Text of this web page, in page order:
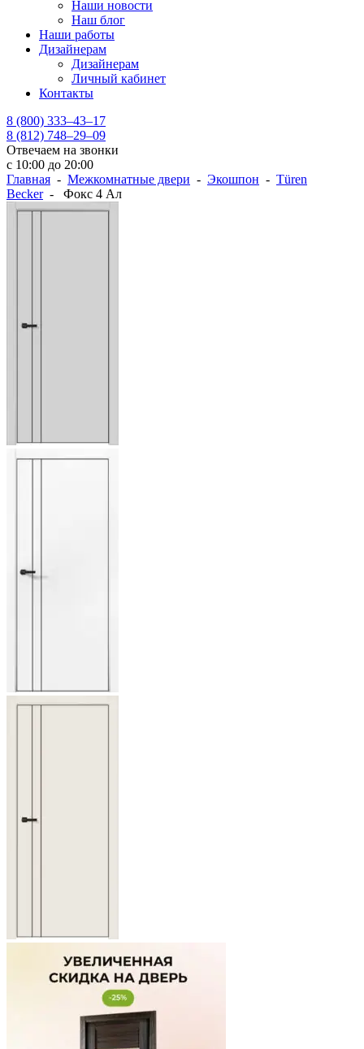
Наши новости
Наш блог
Наши работы
Дизайнерам
Дизайнерам
Личный кабинет
Контакты
8 (800) 333–43–17
8 (812) 748–29–09
Отвечаем на звонки
с 10:00 до 20:00
Главная - Межкомнатные двери - Экошпон - Türen
Becker- Фокс 4 Ал